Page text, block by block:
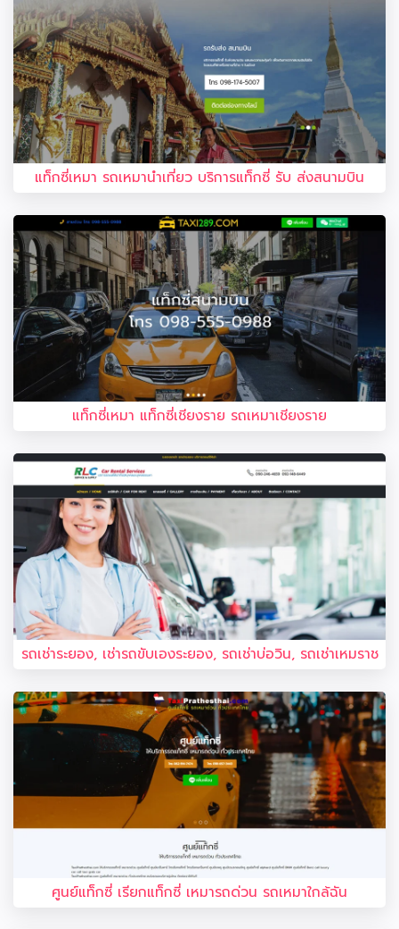
แท็กซี่เหมา รถเหมานำเที่ยว บริการแท็กซี่ รับ ส่งสนามบิน
แท็กซี่เหมา แท็กซี่เชียงราย รถเหมาเชียงราย
รถเช่าระยอง, เช่ารถขับเองระยอง, รถเช่าบ่อวิน, รถเช่าเหมราช
ศูนย์แท็กซี่ เรียกแท็กซี่ เหมารถด่วน รถเหมาใกล้ฉัน